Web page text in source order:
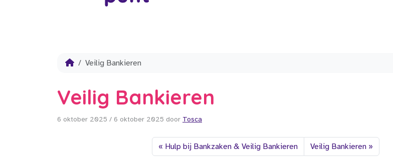
Veilig Bankieren
Veilig Bankieren
6 oktober 2025 / 6 oktober 2025 door Tosca
Hulp bij Bankzaken & Veilig Bankieren Veilig Bankieren